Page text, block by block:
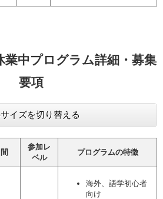
業中プログラム詳細・募集
要項
イズを切り替える
参加レ
ベル
プログラムの特徴
海外、語学初心者
向け